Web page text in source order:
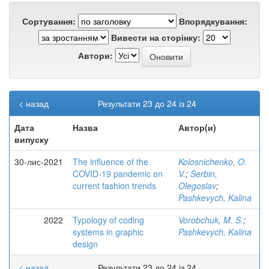
Сортування:
Впорядкування:
Вивести на сторінку:
Автори:
Результати 23 до 24 із 24
< назад
Дата
випуску
Назва Автор(и)
30-лис-2021
The influence of the
COVID-19 pandemic on
current fashion trends
Kolosnichenko, O.
V.; Serbin,
Olegoslav;
Pashkevych, Kalina
2022
Typology of coding
systems in graphic
design
Vorobchuk, M. S.;
Pashkevych, Kalina